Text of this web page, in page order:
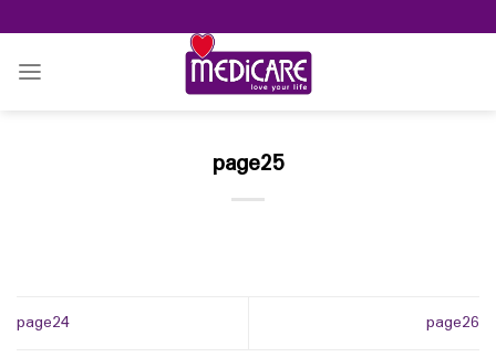
to
content
page25
page24 page26